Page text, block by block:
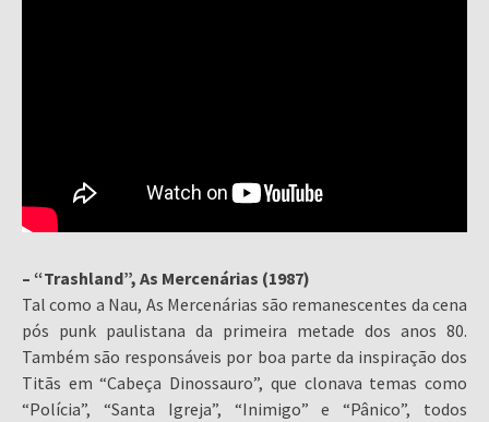
– “Trashland”, As Mercenárias (1987)
Tal como a Nau, As Mercenárias são remanescentes da cena
pós punk paulistana da primeira metade dos anos 80.
Também são responsáveis por boa parte da inspiração dos
Titãs em “Cabeça Dinossauro”, que clonava temas como
“Polícia”, “Santa Igreja”, “Inimigo” e “Pânico”, todos